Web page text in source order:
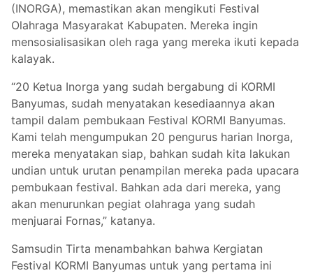
(INORGA), memastikan akan mengikuti Festival
Olahraga Masyarakat Kabupaten. Mereka ingin
mensosialisasikan oleh raga yang mereka ikuti kepada
kalayak.
“20 Ketua Inorga yang sudah bergabung di KORMI
Banyumas, sudah menyatakan kesediaannya akan
tampil dalam pembukaan Festival KORMI Banyumas.
Kami telah mengumpukan 20 pengurus harian Inorga,
mereka menyatakan siap, bahkan sudah kita lakukan
undian untuk urutan penampilan mereka pada upacara
pembukaan festival. Bahkan ada dari mereka, yang
akan menurunkan pegiat olahraga yang sudah
menjuarai Fornas,” katanya.
Samsudin Tirta menambahkan bahwa Kergiatan
Festival KORMI Banyumas untuk yang pertama ini